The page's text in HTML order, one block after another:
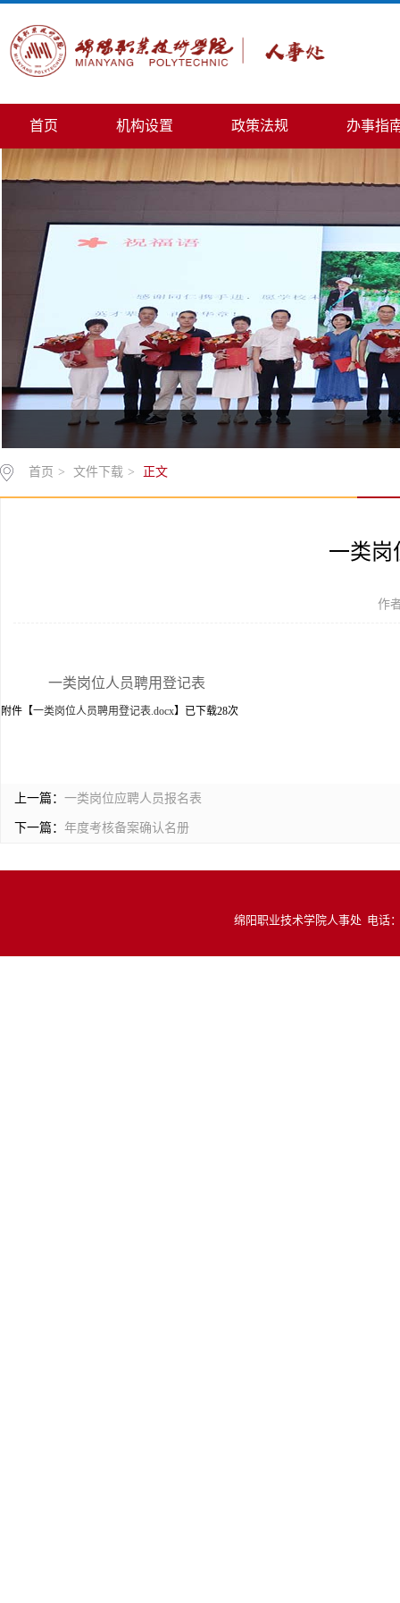
首页 机构设置 政策法规 办事指
首页 > 文件下载 > 正文
一类岗
作
一类岗位人员聘用登记表
附件【一类岗位人员聘用登记表.docx】已下载28次
上一篇： 一类岗位应聘人员报名表
下一篇： 年度考核备案确认名册
绵阳职业技术学院人事处 电话